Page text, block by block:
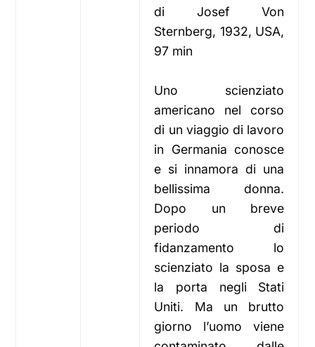
di Josef Von
Sternberg, 1932, USA,
97 min
Uno scienziato
americano nel corso
di un viaggio di lavoro
in Germania conosce
e si innamora di una
bellissima donna.
Dopo un breve
periodo di
fidanzamento lo
scienziato la sposa e
la porta negli Stati
Uniti. Ma un brutto
giorno l’uomo viene